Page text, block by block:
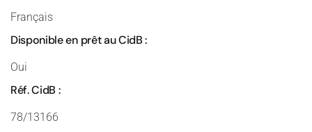
Français
Disponible en prêt au CidB :
Oui
Réf. CidB :
78/13166